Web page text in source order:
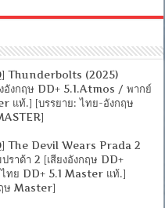
Thunderbolts (2025)
งอังกฤษ DD+ 5.1.Atmos / พากย์
แท้.] [บรรยาย: ไทย-อังกฤษ
The Devil Wears Prada 2
ราด้า 2 [เสียงอังกฤษ DD+
ทย DD+ 5.1 Master แท้.]
ษ Master]